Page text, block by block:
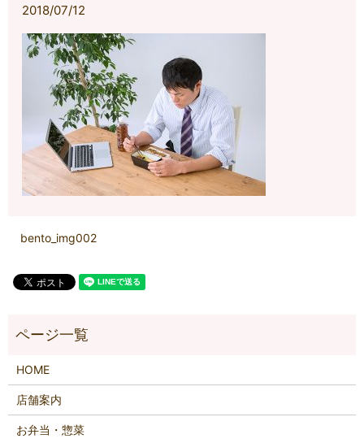
2018/07/12
bento_img002
HOME
店舗案内
お弁当・惣菜